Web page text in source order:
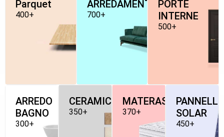
Parquet
400+
ARREDAMENTO
700+
PORTE
INTERNE
500+
ARREDO
BAGNO
300+
CERAMICHE
350+
MATERASSI
370+
PANNELLI-
SOLAR
450+